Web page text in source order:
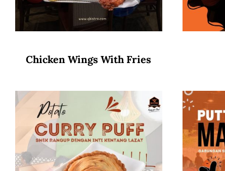
Chicken Wings With Fries